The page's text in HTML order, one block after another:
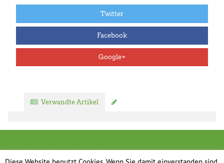
Twitter
Facebook
Google+
Verwandte Artikel